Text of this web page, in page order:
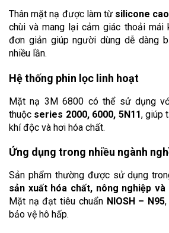
Thân mặt nạ được làm từ silicone
chùi và mang lại cảm giác thoải mái
đơn giản giúp người dùng dễ dàng
nhiều lần.
Hệ thống phin lọc linh hoạt
Mặt nạ 3M 6800 có thể sử dụng
thuộc series 2000, 6000, 5N11, giúp
khí độc và hơi hóa chất.
Ứng dụng trong nhiều ngành
Sản phẩm thường được sử dụng
sản xuất hóa chất, nông nghiệp
Mặt nạ đạt tiêu chuẩn NIOSH – N95
bảo vệ hô hấp.